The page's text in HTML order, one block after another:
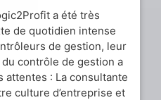
a été très
de quotidien intense
de gestion, leur
contrôle de gestion a
attentes : La consultante
culture d’entreprise et